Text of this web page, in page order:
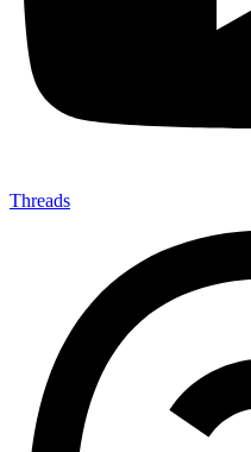
Threads